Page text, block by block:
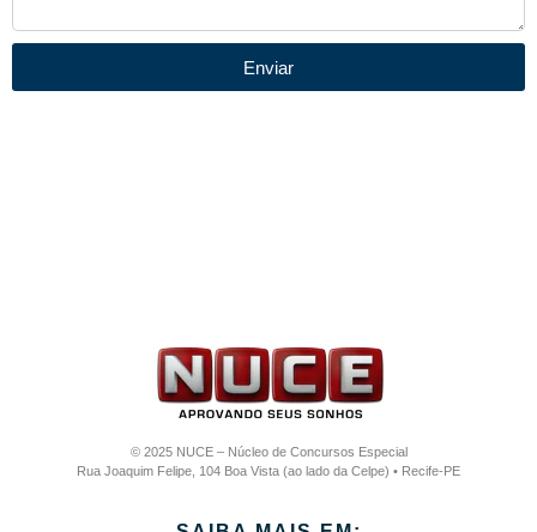
Enviar
© 2025 NUCE – Núcleo de Concursos Especial
Rua Joaquim Felipe, 104 Boa Vista (ao lado da Celpe) • Recife-PE